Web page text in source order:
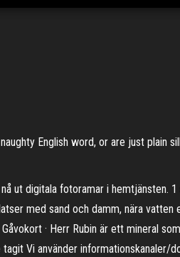
English word, or are just plain
ut digitala fotoramar i hemtjänsten.
med sand och damm, nära vatten
Gåvokort · Herr Rubin är ett mineral
Vi använder informationskanaler/